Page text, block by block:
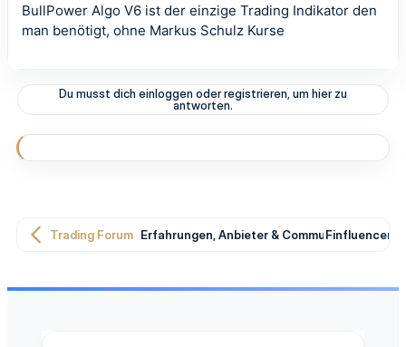
BullPower Algo V6 ist der einzige Trading Indikator den
man benötigt, ohne Markus Schulz Kurse
Du musst dich einloggen oder registrieren, um hier zu
antworten.
Trading Forum Erfahrungen, Anbieter & Community-Finfluencer,